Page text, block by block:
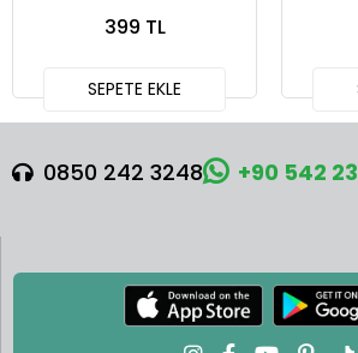
399 TL
SEPETE EKLE
0850 242 3248 +90 542